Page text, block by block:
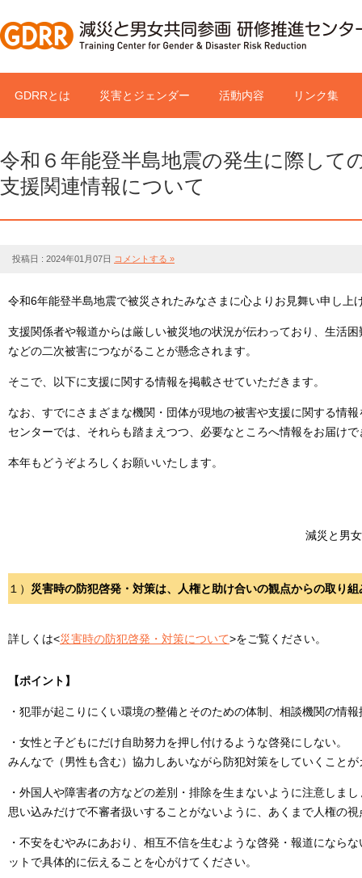
GDRRとは 災害とジェンダー 活動内容 リンク集
令和６年能登半島地震の発生に際して
支援関連情報について
投稿日 : 2024年01月07日 コメントする »
令和6年能登半島地震で被災されたみなさまに心よりお見舞い申し上
支援関係者や報道からは厳しい被災地の状況が伝わっており、生活
などの二次被害につながることが懸念されます。
そこで、以下に支援に関する情報を掲載させていただきます。
なお、すでにさまざまな機関・団体が現地の被害や支援に関する情
センターでは、それらも踏まえつつ、必要なところへ情報をお届け
本年もどうぞよろしくお願いいたします。
減災と男
１） 災害時の防犯啓発・対策は、人権と助け合いの観点からの取り
詳しくは<災害時の防犯啓発・対策について>をご覧ください。
【ポイント】
・犯罪が起こりにくい環境の整備とそのための体制、相談機関の情
・女性と子どもにだけ自助努力を押し付けるような啓発にしない。
みんなで（男性も含む）協力しあいながら防犯対策をしていくことが
・外国人や障害者の方などの差別・排除を生まないように注意しま
思い込みだけで不審者扱いすることがないように、あくまで人権の視
・不安をむやみにあおり、相互不信を生むような啓発・報道になら
ットで具体的に伝えることを心がけてください。